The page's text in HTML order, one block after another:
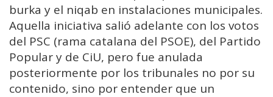
burka y el niqab en instalaciones municipales.
Aquella iniciativa salió adelante con los votos
del PSC (rama catalana del PSOE), del Partido
Popular y de CiU, pero fue anulada
posteriormente por los tribunales no por su
contenido, sino por entender que un